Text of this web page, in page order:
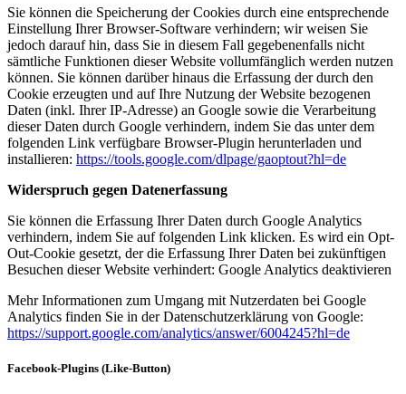
Sie können die Speicherung der Cookies durch eine entsprechende
Einstellung Ihrer Browser-Software verhindern; wir weisen Sie
jedoch darauf hin, dass Sie in diesem Fall gegebenenfalls nicht
sämtliche Funktionen dieser Website vollumfänglich werden nutzen
können. Sie können darüber hinaus die Erfassung der durch den
Cookie erzeugten und auf Ihre Nutzung der Website bezogenen
Daten (inkl. Ihrer IP-Adresse) an Google sowie die Verarbeitung
dieser Daten durch Google verhindern, indem Sie das unter dem
folgenden Link verfügbare Browser-Plugin herunterladen und
installieren: https://tools.google.com/dlpage/gaoptout?hl=de
Widerspruch gegen Datenerfassung
Sie können die Erfassung Ihrer Daten durch Google Analytics
verhindern, indem Sie auf folgenden Link klicken. Es wird ein Opt-
Out-Cookie gesetzt, der die Erfassung Ihrer Daten bei zukünftigen
Besuchen dieser Website verhindert: Google Analytics deaktivieren
Mehr Informationen zum Umgang mit Nutzerdaten bei Google
Analytics finden Sie in der Datenschutzerklärung von Google:
https://support.google.com/analytics/answer/6004245?hl=de
Facebook-Plugins (Like-Button)